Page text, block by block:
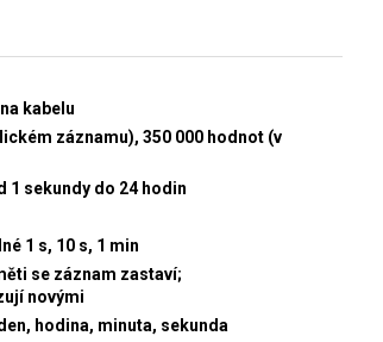
kabelu
záznamu), 350 000 hodnot (v
1 sekundy do 24 hodin
1 s, 10 s, 1 min
se záznam zastaví;
novými
hodina, minuta, sekunda